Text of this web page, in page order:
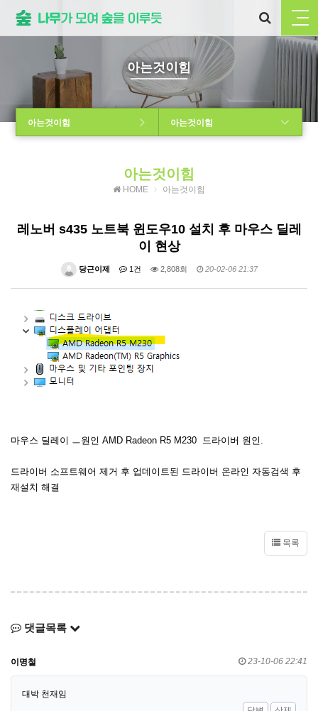
아는것이힘
아는것이힘 아는것이힘
아는것이힘
HOME 아는것이힘
레노버 s435 노트북 윈도우10 설치 후 마우스 딜레
이 현상
당근이제 1건 2,808회 20-02-06 21:37
마우스 딜레이 ㅡ원인 AMD Radeon R5 M230 드라이버 원인.
드라이버 소프트웨어 제거 후 업데이트된 드라이버 온라인 자동검색 후
재설치 해결
목록
댓글목록
이명철 23-10-06 22:41
대박 천재임